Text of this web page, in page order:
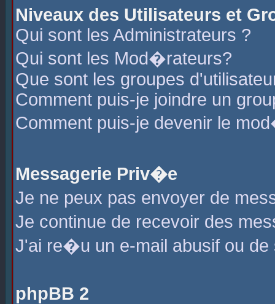
Niveaux des Utilisateurs et
Qui sont les Administrateurs ?
Qui sont les Mod�rateurs?
Que sont les groupes
Comment puis-je joindre un
Comment puis-je devenir le
Messagerie Priv�e
Je ne peux pas envoyer de
Je continue de recevoir des
J'ai re�u un e-mail abusif ou de
phpBB 2